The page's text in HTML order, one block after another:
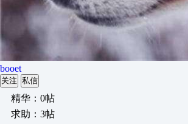
booet
关注 私信
精华：0帖
求助：3帖